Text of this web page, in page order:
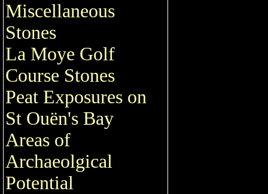
Miscellaneous
Stones
La Moye Golf
Course Stones
Peat Exposures on
St Ouën's Bay
Areas of
Archaeolgical
Potential